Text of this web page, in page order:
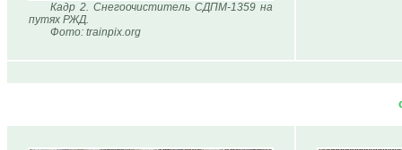
Кадр 2. Снегоочиститель СДПМ-1359 на
путях РЖД.
Фото: trainpix.org